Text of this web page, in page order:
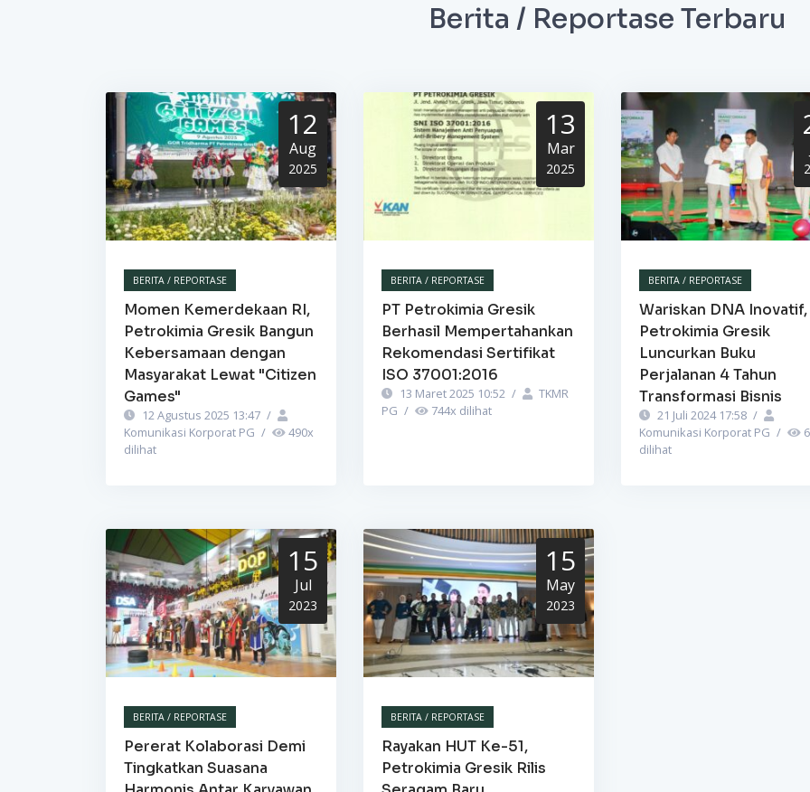
Berita / Reportase Terbaru
12
Aug
2025
BERITA / REPORTASE
Momen Kemerdekaan RI,
Petrokimia Gresik Bangun
Kebersamaan dengan
Masyarakat Lewat "Citizen
Games"
12 Agustus 2025 13:47 /
Komunikasi Korporat PG / 490x
dilihat
13
Mar
2025
BERITA / REPORTASE
PT Petrokimia Gresik
Berhasil Mempertahankan
Rekomendasi Sertifikat
ISO 37001:2016
13 Maret 2025 10:52 /
TKMR
PG / 744x dilihat
BERITA / REPORTASE
Wariskan DNA Inovatif,
Petrokimia Gresik
Luncurkan Buku
Perjalanan 4 Tahun
Transformasi Bisnis
21 Juli 2024 17:58 /
Komunikasi Korporat PG /
dilihat
15
Jul
2023
BERITA / REPORTASE
Pererat Kolaborasi Demi
Tingkatkan Suasana
15
May
2023
BERITA / REPORTASE
Rayakan HUT Ke-51,
Petrokimia Gresik Rilis